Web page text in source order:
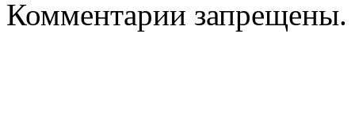
Комментарии запрещены.